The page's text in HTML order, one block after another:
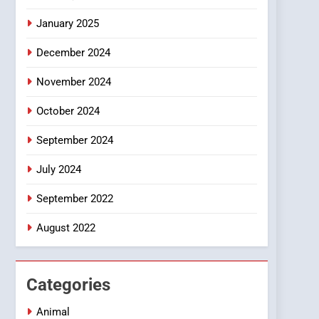
January 2025
December 2024
November 2024
October 2024
September 2024
July 2024
September 2022
August 2022
Categories
Animal